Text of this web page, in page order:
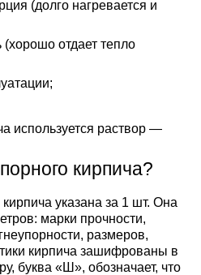
(долго нагревается и
отдает тепло
используется раствор —
кирпича?
указана за 1 шт. Она
марки прочности,
размеров,
кирпича зашифрованы в
буква «Ш», обозначает, что